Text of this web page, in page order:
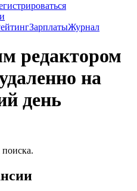
ЗарплатыЖурнал
редактором
на
день